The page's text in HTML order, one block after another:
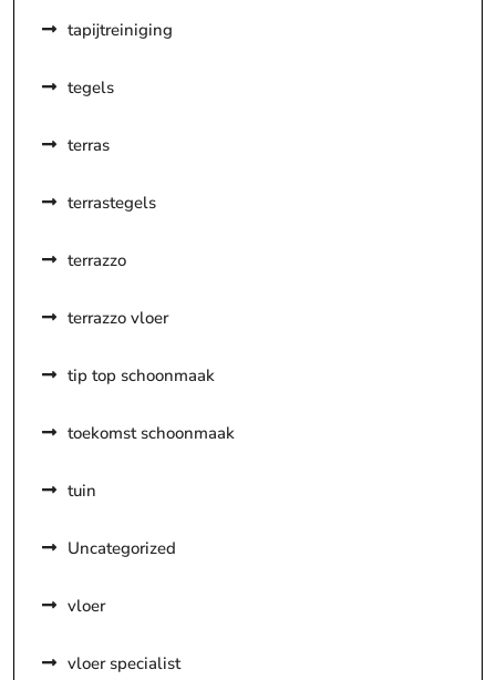
tapijtreiniging
tegels
terras
terrastegels
terrazzo
terrazzo vloer
tip top schoonmaak
toekomst schoonmaak
tuin
Uncategorized
vloer
vloer specialist